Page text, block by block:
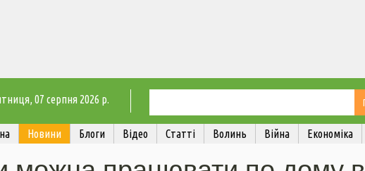
, 07 серпня 2026 р.
Новини Блоги Відео Статті Волинь Війна Економіка